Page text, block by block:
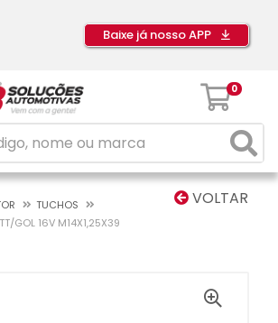
Baixe já nosso APP
0
VOLTAR
TUCHOS
GOL 16V M14X1,25X39